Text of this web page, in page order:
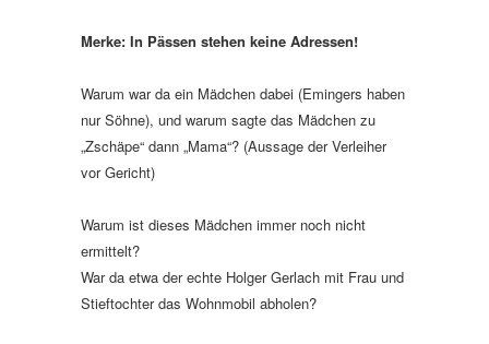
Merke: In Pässen stehen keine Adressen!
Warum war da ein Mädchen dabei (Emingers haben
nur Söhne), und warum sagte das Mädchen zu
„Zschäpe“ dann „Mama“? (Aussage der Verleiher
vor Gericht)
Warum ist dieses Mädchen immer noch nicht
ermittelt?
War da etwa der echte Holger Gerlach mit Frau und
Stieftochter das Wohnmobil abholen?